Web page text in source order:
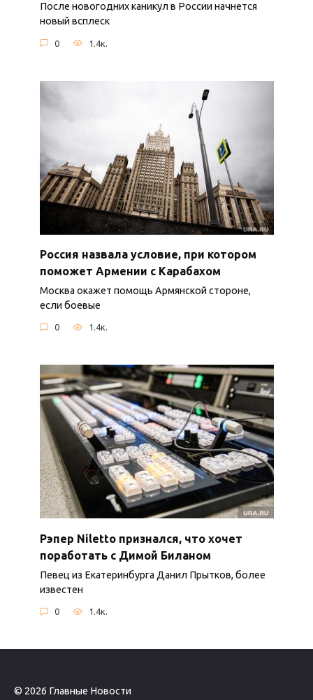
После новогодних каникул в России начнется
новый всплеск
0 1.4к.
Россия назвала условие, при котором
поможет Армении с Карабахом
Москва окажет помощь Армянской стороне,
если боевые
0 1.4к.
Рэпер Niletto признался, что хочет
поработать с Димой Биланом
Певец из Екатеринбурга Данил Прытков, более
известен
0 1.4к.
© 2026 Главные Новости